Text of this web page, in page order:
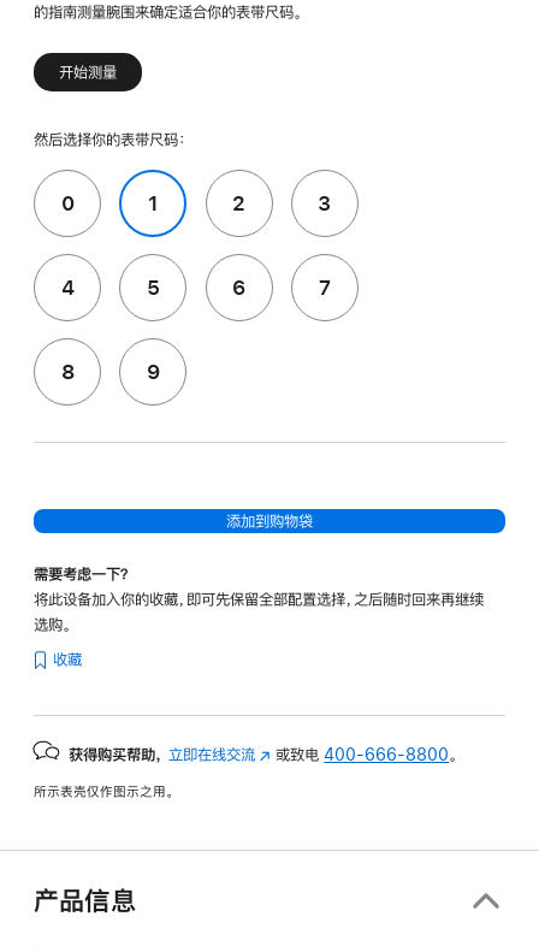
的指南测量腕围来确定适合你的表带尺码。
开始测量
然后选择你的表带尺码：
0 1 2 3
4 5 6 7
8 9
添加到购物袋
需要考虑一下？
将此设备加入你的收藏，即可先保留全部配置选择，之后随时回来再继续
选购。
收藏
获得购买帮助， 立即在线交流 (在
中
或致电400-666-8800 。
所示表壳仅作图示之用。
产品信息